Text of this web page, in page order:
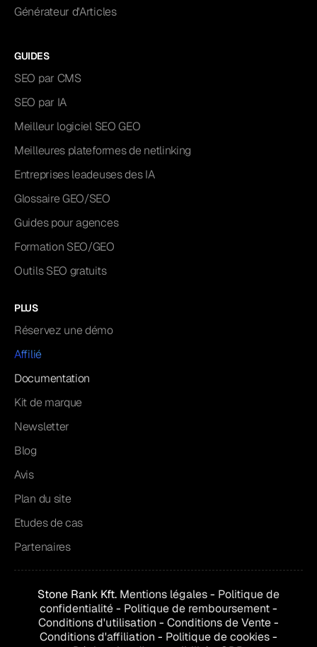
Générateur d'Articles
GUIDES
SEO par CMS
SEO par IA
Meilleur logiciel SEO GEO
Meilleures plateformes de netlinking
Entreprises leadeuses des IA
Glossaire GEO/SEO
Guides pour agences
Formation SEO/GEO
Outils SEO gratuits
PLUS
Réservez une démo
Affilié
Documentation
Kit de marque
Newsletter
Blog
Avis
Plan du site
Etudes de cas
Partenaires
Stone Rank Kft. Mentions légales- Politique de
confidentialité- Politique de remboursement-
Conditions d'utilisation - Conditions deVente-
Conditions d'affiliation - Politique de cookies-